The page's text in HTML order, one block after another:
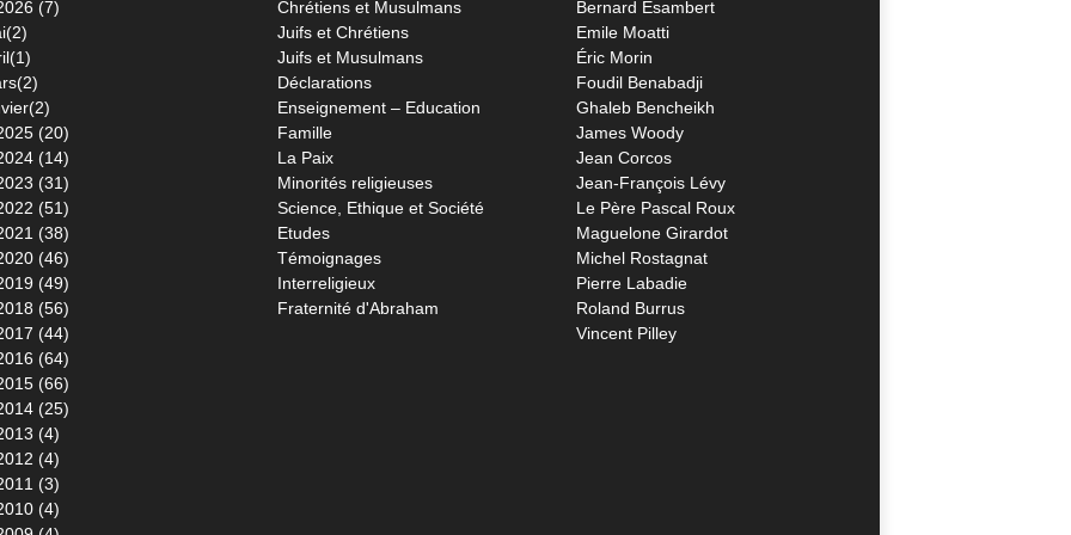
(7)
(20)
(14)
(31)
(51)
(38)
(46)
(49)
(56)
(44)
(64)
(66)
(25)
(4)
(4)
(3)
(4)
Chrétiens et Musulmans
Juifs et Chrétiens
Juifs et Musulmans
Déclarations
Enseignement – Education
Famille
La Paix
Minorités religieuses
Science, Ethique et Société
Etudes
Témoignages
Interreligieux
Fraternité d'Abraham
Bernard Esambert
Emile Moatti
Éric Morin
Foudil Benabadji
Ghaleb Bencheikh
James Woody
Jean Corcos
Jean-François Lévy
Le Père Pascal Roux
Maguelone Girardot
Michel Rostagnat
Pierre Labadie
Roland Burrus
Vincent Pilley